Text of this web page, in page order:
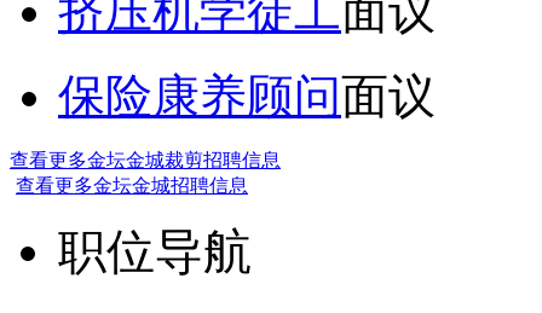
挤压机学徒工面议
保险康养顾问面议
查看更多金坛金城裁剪招聘信息
查看更多金坛金城招聘信息
职位导航